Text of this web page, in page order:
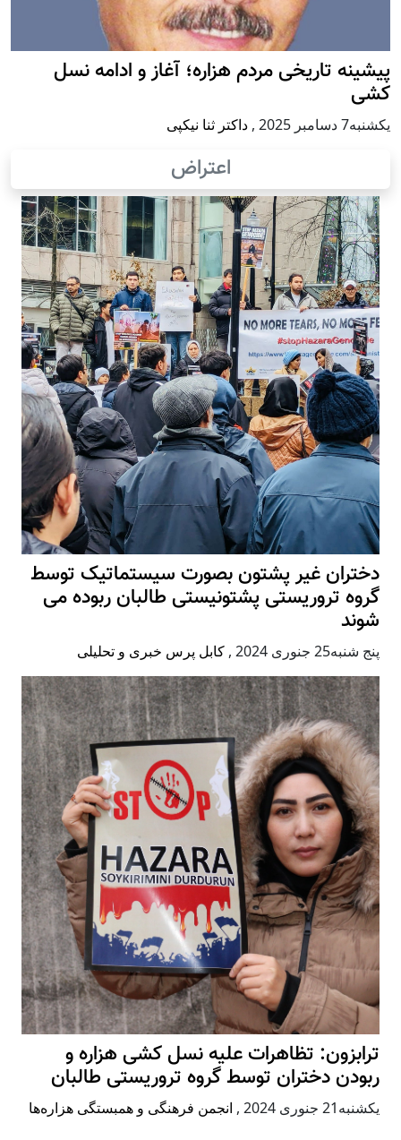
پيشينه تاريخی مردم هزاره؛ آغاز و ادامه نسل
کشی
يكشنبه7 دسامبر 2025 , داکتر ثنا نیکپی
اعتراض
دختران غیر پشتون بصورت سیستماتیک توسط
گروه تروریستی پشتونیستی طالبان ربوده می
شوند
پنج شنبه25 جنوری 2024 , کابل پرس خبری و تحلیلی
ترابزون: تظاهرات علیه نسل کشی هزاره و
ربودن دختران توسط گروه تروریستی طالبان
يكشنبه21 جنوری 2024 , انجمن فرهنگی و همبستگی هزاره‌ها